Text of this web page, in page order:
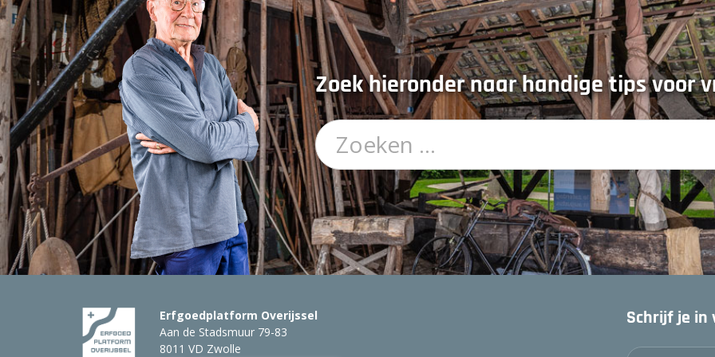
Zoek hieronder naar handige tips voor
Erfgoedplatform Overijssel
Aan de Stadsmuur 79-83
8011 VD Zwolle
Schrijf je in